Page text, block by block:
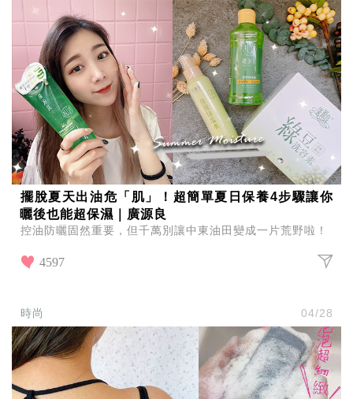
擺脫夏天出油危「肌」！超簡單夏日保養4步驟讓你
曬後也能超保濕｜廣源良
控油防曬固然重要，但千萬別讓中東油田變成一片荒野啦！
4597
時尚 04/28